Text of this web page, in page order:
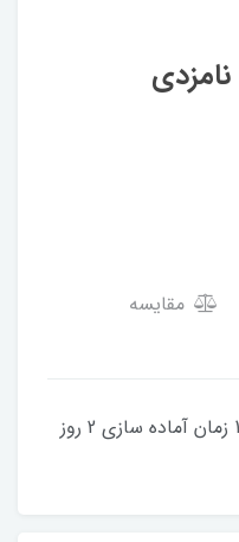
مقایسه
سایز 5*5 جنس سیلیکون درجه 1 زمان آماده سازی 2 روز